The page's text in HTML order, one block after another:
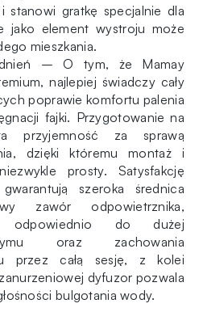
stanowi gratkę specjalnie dla
jako element wystroju może
mieszkania.
– O tym, że Mamay
najlepiej świadczy cały
poprawie komfortu palenia
fajki. Przygotowanie na
przyjemność za sprawą
dzięki któremu montaż i
prosty. Satysfakcję
szeroka średnica
zawór odpowietrznika,
odpowiednio do dużej
oraz zachowania
przez całą sesję, z kolei
dyfuzor pozwala
bulgotania wody.